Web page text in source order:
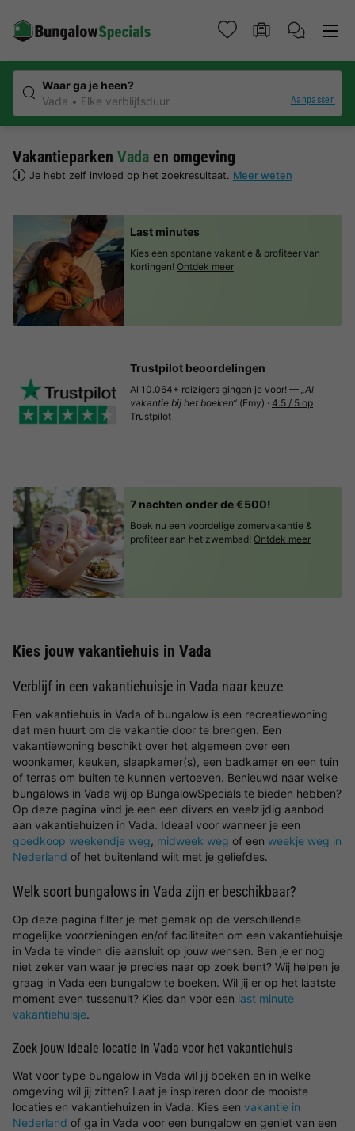
Waar ga je heen?
Vada
Elke verblijfsduur Aanpassen
Vakantieparken Vada en omgeving
Je hebt zelf invloed op het zoekresultaat. Meer weten
Last minutes
Kies een spontane vakantie & profiteer van
kortingen! Ontdek meer
Trustpilot beoordelingen
Al 10.064+ reizigers gingen je voor! — „Al
vakantie bij het boeken“ (Emy) · 4.5 / 5 op
Trustpilot
7 nachten onder de €500!
Boek nu een voordelige zomervakantie &
profiteer aan het zwembad! Ontdek meer
Kies jouw vakantiehuis in Vada
Verblijf in een vakantiehuisje in Vada naar keuze
Een vakantiehuis in Vada of bungalow is een recreatiewoning
dat men huurt om de vakantie door te brengen. Een
vakantiewoning beschikt over het algemeen over een
woonkamer, keuken, slaapkamer(s), een badkamer en een tuin
of terras om buiten te kunnen vertoeven. Benieuwd naar welke
bungalows in Vada wij op BungalowSpecials te bieden hebben?
Op deze pagina vind je een een divers en veelzijdig aanbod
aan vakantiehuizen in Vada. Ideaal voor wanneer je een
goedkoop weekendje weg, midweek weg of een weekje weg in
Nederland of het buitenland wilt met je geliefdes.
Welk soort bungalows in Vada zijn er beschikbaar?
Op deze pagina filter je met gemak op de verschillende
mogelijke voorzieningen en/of faciliteiten om een vakantiehuisje
in Vada te vinden die aansluit op jouw wensen. Ben je er nog
niet zeker van waar je precies naar op zoek bent? Wij helpen je
graag in Vada een bungalow te boeken. Wil jij er op het laatste
moment even tussenuit? Kies dan voor een last minute
vakantiehuisje.
Zoek jouw ideale locatie in Vada voor het vakantiehuis
Wat voor type bungalow in Vada wil jij boeken en in welke
omgeving wil jij zitten? Laat je inspireren door de mooiste
locaties en vakantiehuizen in Vada. Kies een vakantie in
Nederland of ga in Vada voor een bungalow en geniet van een